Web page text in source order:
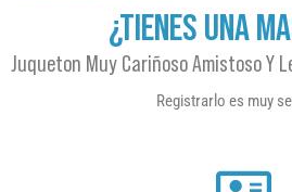
¿TIENES UNA
Juqueton Muy Cariñoso Amistoso Y
Registrarlo es muy